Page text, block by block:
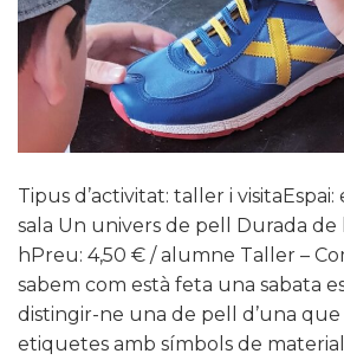
Tipus d’activitat: taller i
sala Un univers de pell Durada de
hPreu: 4,50 € / alumne Taller –
sabem com està feta una sabata
distingir-ne una de pell d’una que
etiquetes amb símbols de